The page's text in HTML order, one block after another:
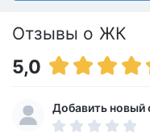
Отзывы о ЖК
5,0
Добавить новый